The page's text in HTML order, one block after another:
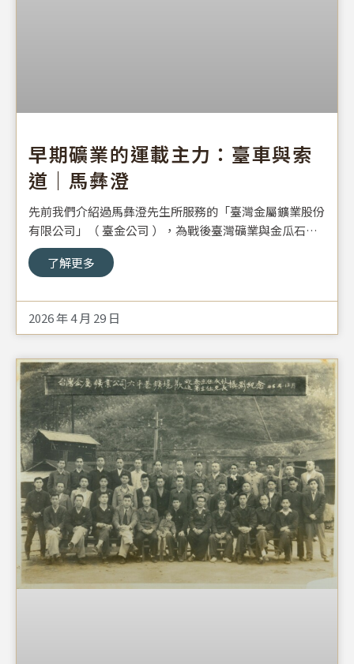
早期礦業的運載主力：臺車與索
道｜馬彝澄
先前我們介紹過馬彝澄先生所服務的「臺灣金屬鑛業股份
有限公司」（ 臺金公司 ），為戰後臺灣礦業與金瓜石地
區發展所帶來的貢獻。感謝馬寶蓮女士（馬先生之女）再
次提供珍貴的歷史照片。本次我們透過幾張照片，為您介
氣、甚至是木頭與或現代的砂石，臺灣一直以來，無論是
公家或民間，皆有完整的開採知識系統。從第一張照片，
車」。在 「中國鑛冶工程學會」編撰的《 鑛冶辭典 》
中，解釋為「用以在坑內載運木料、機械及物料等之一種
矮車身車輛」。臺車又稱「輕便車」，顧名思義為在道路
搭建輕便軌道，並以簡易構造的臺車行駛其上，以人力或
獸力推動，運送物資或人員。臺車的製作方式為取一木質
平臺作為基座，外加四個鋼輪。照片中的臺車，為上下礦
坑、供採礦者所乘坐。因金瓜石多雨，故上方還加了雨
棚；有時臺車中間會放物料，故四週加上圍欄，以免乘坐
於側邊的人跌落。
了解更多
2026 年 4 月 29 日